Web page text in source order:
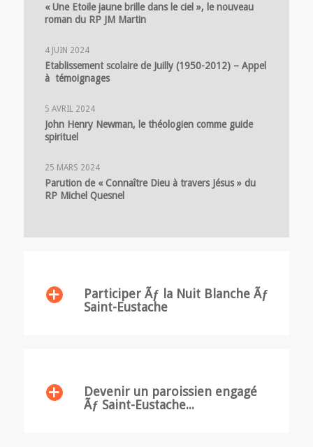
« Une Etoile jaune brille dans le ciel », le nouveau
roman du RP JM Martin
4 JUIN 2024
Etablissement scolaire de Juilly (1950-2012) – Appel
à témoignages
5 AVRIL 2024
John Henry Newman, le théologien comme guide
spirituel
25 MARS 2024
Parution de « Connaître Dieu à travers Jésus » du
RP Michel Quesnel
Participer Ãƒ la Nuit Blanche Ãƒ
Saint-Eustache
Devenir un paroissien engagé
Ãƒ Saint-Eustache...